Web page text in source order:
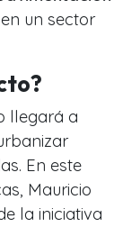
un sector
llegará a
En este
Mauricio
la iniciativa